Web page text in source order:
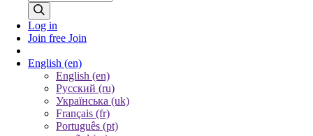
Log in
Join free Join
English (en)
English (en)
Русский (ru)
Українська (uk)
Français (fr)
Português (pt)